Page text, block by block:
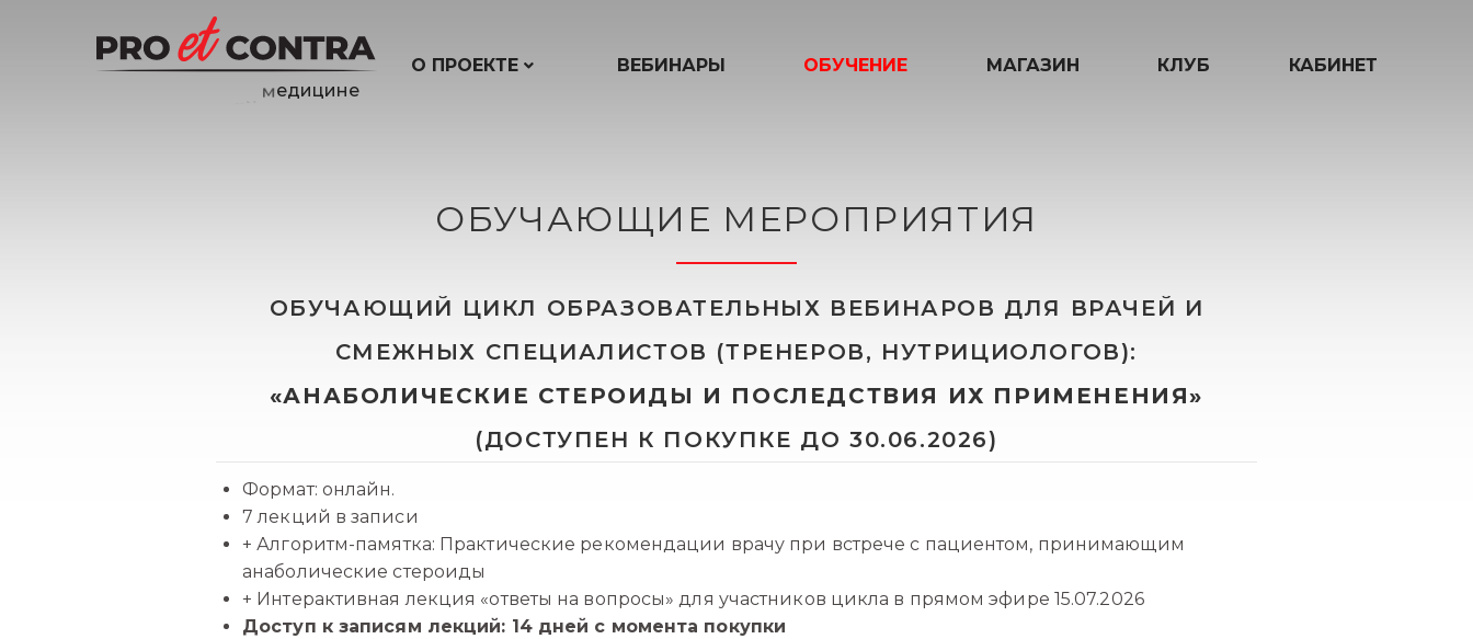
О ПРОЕКТЕ ВЕБИНАРЫ ОБУЧЕНИЕ МАГАЗИН КЛУБ КАБИНЕТ
ОБУЧАЮЩИЕ МЕРОПРИЯТИЯ
ОБУЧАЮЩИЙ ЦИКЛ ОБРАЗОВАТЕЛЬНЫХ ВЕБИНАРОВ ДЛЯ ВРАЧЕЙ И
СМЕЖНЫХ СПЕЦИАЛИСТОВ (ТРЕНЕРОВ, НУТРИЦИОЛОГОВ):
«АНАБОЛИЧЕСКИЕ СТЕРОИДЫ И ПОСЛЕДСТВИЯ ИХ ПРИМЕНЕНИЯ»
(ДОСТУПЕН К ПОКУПКЕ ДО 30.06.2026)
Формат: онлайн.
7 лекций в записи
+ Алгоритм-памятка: Практические рекомендации врачу при встрече с пациентом, принимающим
анаболические стероиды
+ Интерактивная лекция «ответы на вопросы» для участников цикла в прямом эфире 15.07.2026
Доступ к записям лекций: 14 дней с момента покупки